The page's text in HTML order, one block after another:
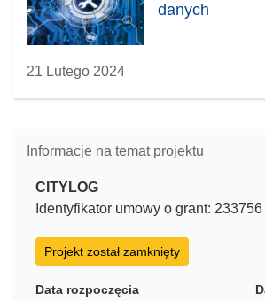
danych
21 Lutego 2024
Informacje na temat projektu
CITYLOG
Identyfikator umowy o grant: 233756
Projekt został zamknięty
Data rozpoczęcia